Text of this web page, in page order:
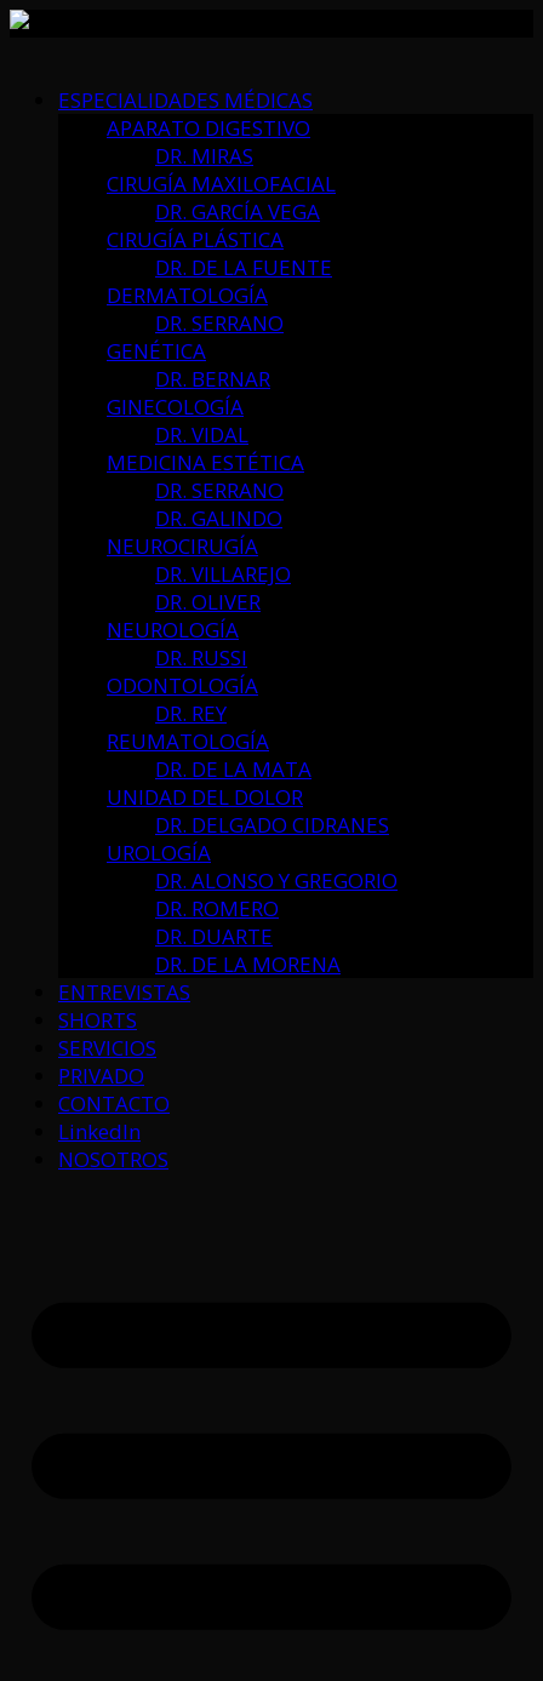
contentESPECIALIDADES MÉDICAS
APARATO DIGESTIVO
DR. MIRAS
CIRUGÍA MAXILOFACIAL
DR. GARCÍA VEGA
CIRUGÍA PLÁSTICA
DR. DE LA FUENTE
DERMATOLOGÍA
DR. SERRANO
GENÉTICA
DR. BERNAR
GINECOLOGÍA
DR. VIDAL
MEDICINA ESTÉTICA
DR. SERRANO
DR. GALINDO
NEUROCIRUGÍA
DR. VILLAREJO
DR. OLIVER
NEUROLOGÍA
DR. RUSSI
ODONTOLOGÍA
DR. REY
REUMATOLOGÍA
DR. DE LA MATA
UNIDAD DEL DOLOR
DR. DELGADO CIDRANES
UROLOGÍA
DR. ALONSO Y GREGORIO
DR. ROMERO
DR. DUARTE
DR. DE LA MORENA
ENTREVISTAS
SHORTS
SERVICIOS
PRIVADO
CONTACTO
LinkedIn
NOSOTROS